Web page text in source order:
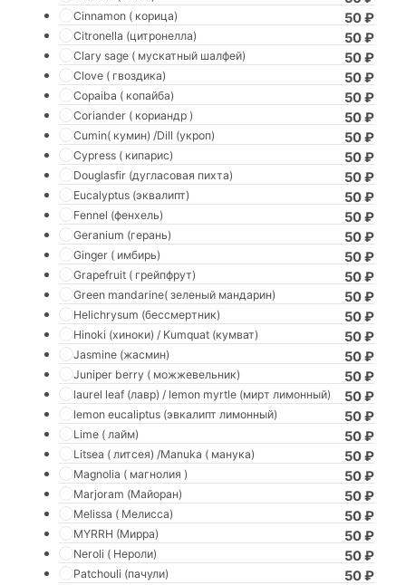
50₽
Cinnamon ( корица)
50₽
Citronella (цитронелла)
50₽
Clary sage ( мускатный шалфей)
50₽
Clove ( гвоздика)
50₽
Copaiba ( копайба)
50₽
Coriander ( кориандр )
50₽
Cumin( кумин) /Dill (укроп)
50₽
Cypress ( кипарис)
50₽
Douglasfir (дугласовая пихта)
50₽
Eucalyptus (эквалипт)
50₽
Fennel (фенхель)
50₽
Geranium (герань)
50₽
Ginger ( имбирь)
50₽
Grapefruit ( грейпфрут)
50₽
Green mandarine( зеленый мандарин)
50₽
Helichrysum (бессмертник)
50₽
Hinoki (хиноки) / Kumquat (кумват)
50₽
Jasmine (жасмин)
50₽
Juniper berry ( можжевельник)
50₽
laurel leaf (лавр) / lemon myrtle (мирт лимонный)
50₽
lemon eucaliptus (эвкалипт лимонный)
50₽
Lime ( лайм)
50₽
Litsea ( литсея) /Manuka ( манука)
50₽
Magnolia ( магнолия )
50₽
Marjoram (Майоран)
50₽
Melissa ( Мелисса)
50₽
MYRRH (Мирра)
50₽
Neroli ( Нероли)
50₽
Patchouli (пачули)